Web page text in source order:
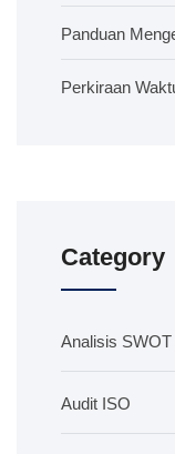
Panduan
Perkiraan
Category
Analisis SWOT
Audit ISO